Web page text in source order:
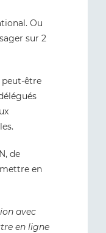
Ou
sur 2
peut-être
de
en
avec
en ligne